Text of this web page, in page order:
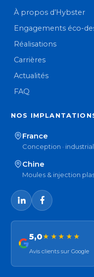
À propos d’Hybster
Engagements éco-
Réalisations
Carrières
Actualités
FAQ
NOS
France
Conception ·
Chine
Moules & injection
5,0★★★★★
Avis clients sur Google